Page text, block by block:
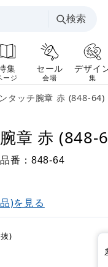
検索
集
ージ
セール
会場
デザイ
集
タッチ腕章 赤 (848-64)
章 赤 (848-
品番： 848-64
)を見る
)